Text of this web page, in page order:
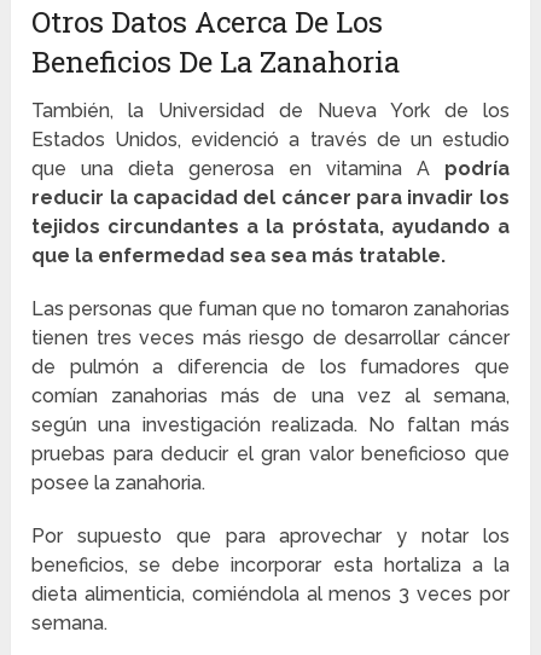
Otros Datos Acerca De Los
Beneficios De La Zanahoria
También, la Universidad de Nueva York de los
Estados Unidos, evidenció a través de un estudio
que una dieta generosa en vitamina A podría
reducir la capacidad del cáncer para invadir los
tejidos circundantes a la próstata, ayudando a
que la enfermedad sea sea más tratable.
Las personas que fuman que no tomaron zanahorias
tienen tres veces más riesgo de desarrollar cáncer
de pulmón a diferencia de los fumadores que
comían zanahorias más de una vez al semana,
según una investigación realizada. No faltan más
pruebas para deducir el gran valor beneficioso que
posee la zanahoria.
Por supuesto que para aprovechar y notar los
beneficios, se debe incorporar esta hortaliza a la
dieta alimenticia, comiéndola al menos 3 veces por
semana.